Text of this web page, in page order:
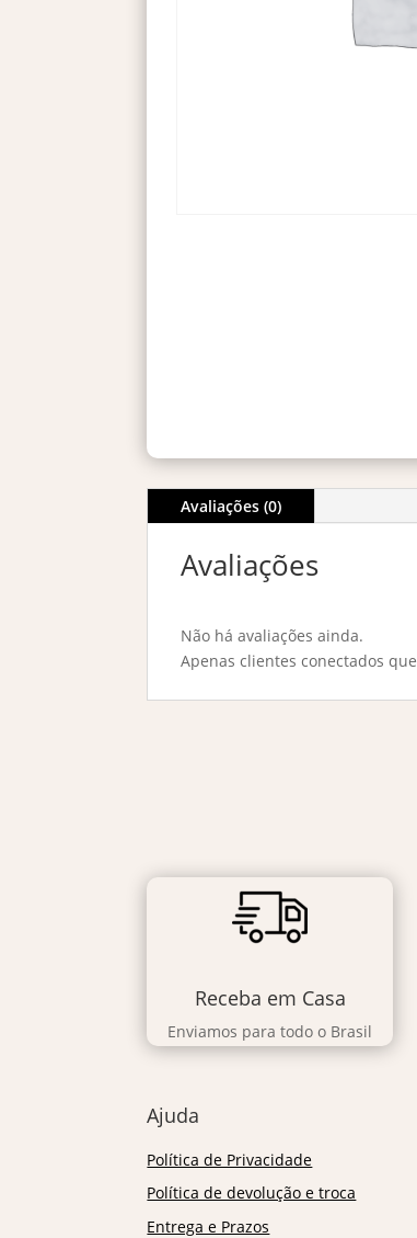
Avaliações (0)
Avaliações
Não há avaliações ainda.
Apenas clientes conectados
Receba em Casa
Enviamos para todo o Brasil
Ajuda
Política de Privacidade
Política de devolução e troca
Entrega e Prazos